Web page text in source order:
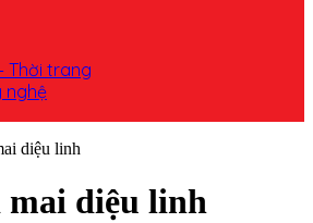
Thời trang
nghệ
diệu linh
mai diệu linh